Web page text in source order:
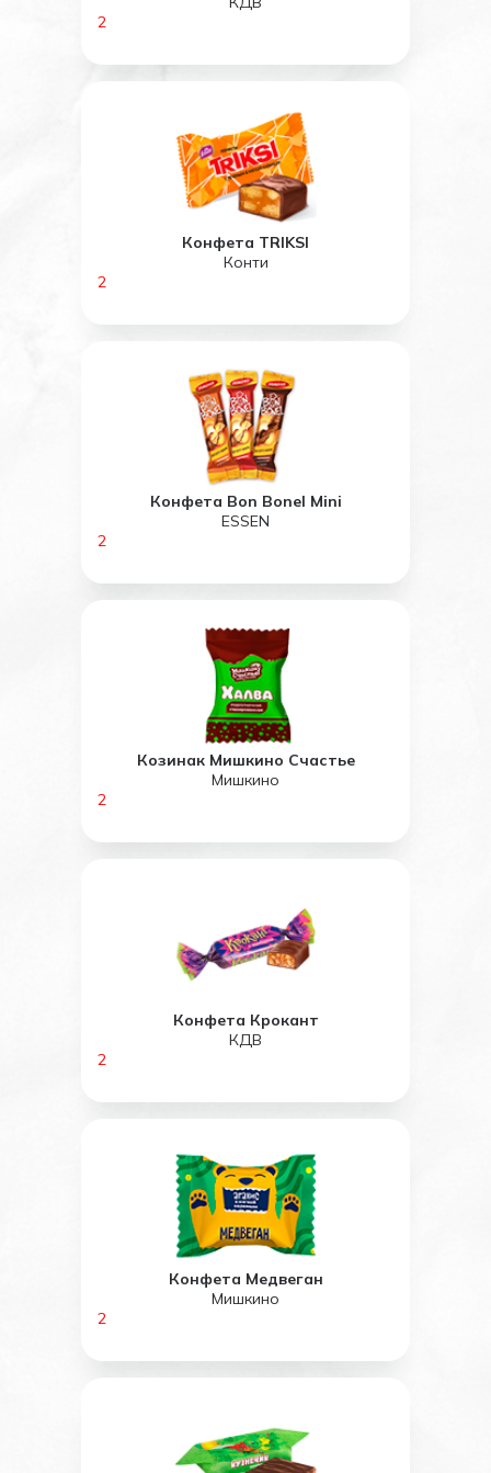
2
Конфета TRIKSI
Конти
2
Конфета Bon Bonel Mini
ESSEN
2
Козинак Мишкино Счастье
Мишкино
2
Конфета Крокант
КДВ
2
Конфета Медвеган
Мишкино
2